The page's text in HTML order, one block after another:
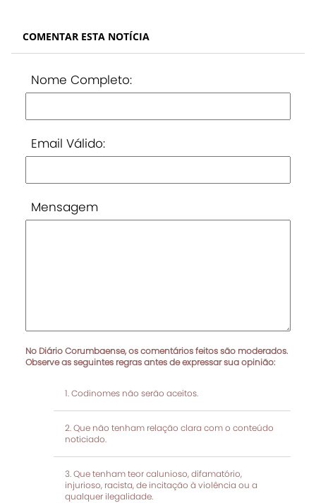
COMENTAR ESTA NOTÍCIA
Nome Completo:
Email Válido:
Mensagem
No Diário Corumbaense, os comentários feitos são moderados.
Observe as seguintes regras antes de expressar sua opinião:
Codinomes não serão aceitos.
Que não tenham relação clara com o conteúdo
noticiado.
Que tenham teor calunioso, difamatório,
injurioso, racista, de incitação à violência ou a
qualquer ilegalidade.